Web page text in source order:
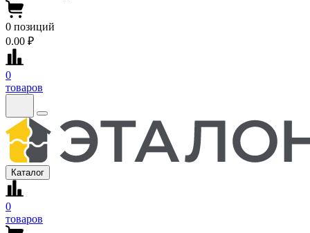
0 позиций
0.00 ₽
0
товаров
Каталог
0
товаров